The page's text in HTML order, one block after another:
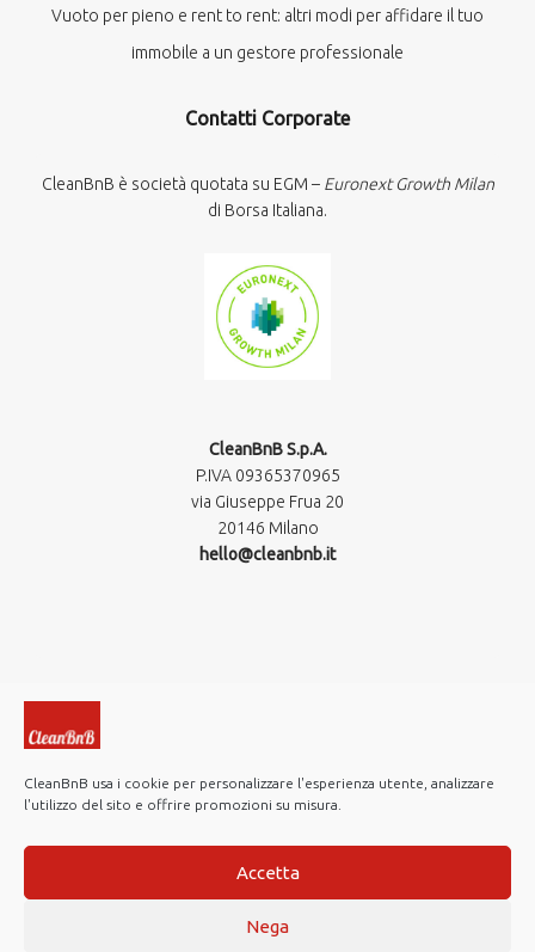
CleanBnB usa i cookie per personalizzare l'esperienza utente, analizzare
l'utilizzo del sito e offrire promozioni su misura.
Accetta
Nega
Vuoto per pieno e rent to rent: altri modi per affidare il tuo
immobile a un gestore professionale
Contatti Corporate
CleanBnB è società quotata su EGM – Euronext Growth Milan
di Borsa Italiana.
CleanBnB S.p.A.
P.IVA 09365370965​
via Giuseppe Frua 20
20146 Milano
hello@cleanbnb.it
Investor Relations
Note Legali
Privacy policy